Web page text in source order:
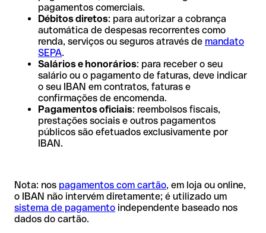
pagamentos comerciais.
Débitos diretos: para autorizar a cobrança
automática de despesas recorrentes como
renda, serviços ou seguros através de mandato
SEPA.
Salários e honorários: para receber o seu
salário ou o pagamento de faturas, deve indicar
o seu IBAN em contratos, faturas e
confirmações de encomenda.
Pagamentos oficiais: reembolsos fiscais,
prestações sociais e outros pagamentos
públicos são efetuados exclusivamente por
IBAN.
Nota: nos pagamentos com cartão, em loja ou online,
o IBAN não intervém diretamente; é utilizado um
sistema de pagamento independente baseado nos
dados do cartão.